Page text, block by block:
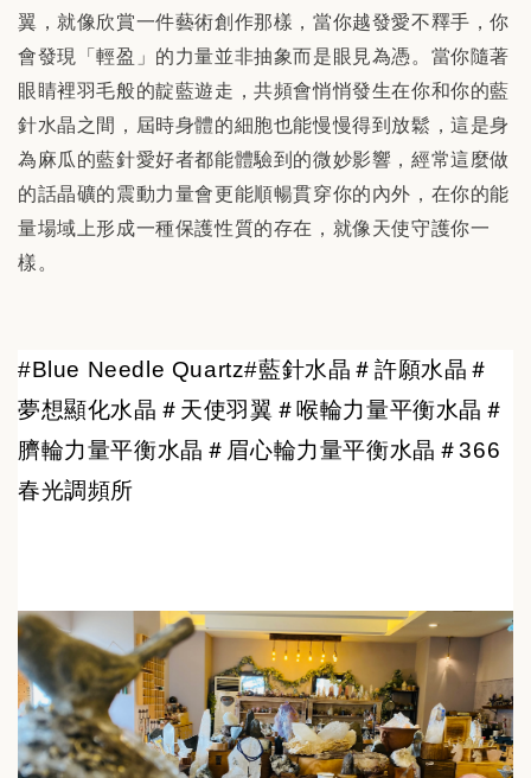
翼，就像欣賞一件藝術創作那樣，當你越發愛不釋手，你
會發現「輕盈」的力量並非抽象而是眼見為憑。當你隨著
眼睛裡羽毛般的靛藍遊走，共頻會悄悄發生在你和你的藍
針水晶之間，屆時身體的細胞也能慢慢得到放鬆，這是身
為麻瓜的藍針愛好者都能體驗到的微妙影響，經常這麼做
的話晶礦的震動力量會更能順暢貫穿你的內外，在你的能
量場域上形成一種保護性質的存在，就像天使守護你一
樣。
#Blue Needle Quartz#藍針水晶＃許願水晶＃
夢想顯化水晶＃天使羽翼＃喉輪力量平衡水晶＃
臍輪力量平衡水晶＃眉心輪力量平衡水晶＃366
春光調頻所